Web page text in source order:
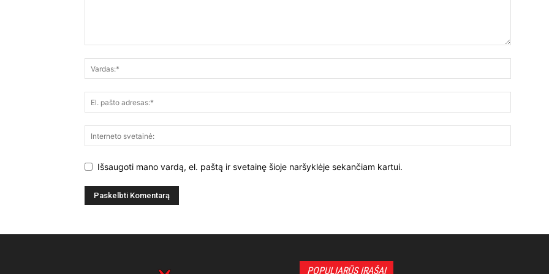
Išsaugoti mano vardą, el. paštą ir svetainę šioje naršyklėje sekančiam kartui.
POPULIARŪS ĮRAŠAI